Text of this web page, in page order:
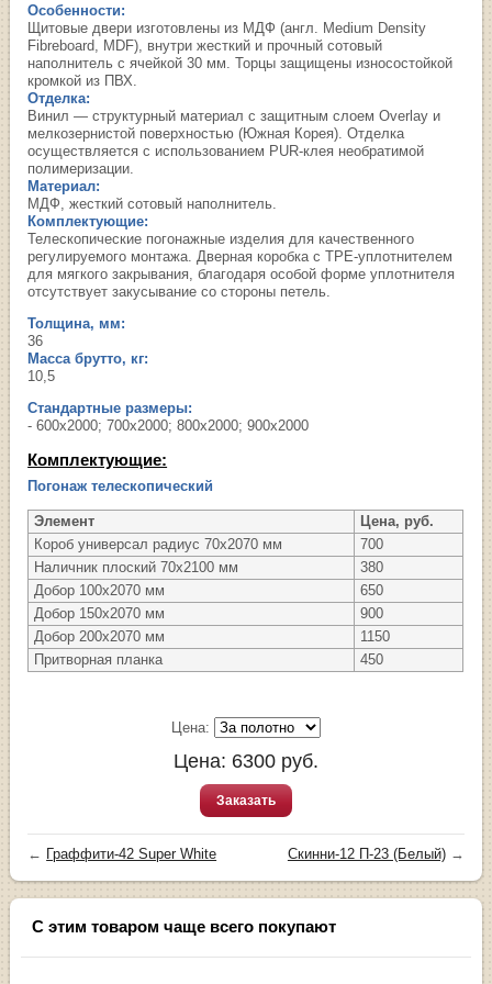
Особенности:
Щитовые двери изготовлены из МДФ (англ. Medium Density
Fibreboard, MDF), внутри жесткий и прочный сотовый
наполнитель с ячейкой 30 мм. Торцы защищены износостойкой
кромкой из ПВХ.
Отделка:
Винил — структурный материал с защитным слоем Overlay и
мелкозернистой поверхностью (Южная Корея). Отделка
осуществляется с использованием PUR-клея необратимой
полимеризации.
Материал:
МДФ, жесткий сотовый наполнитель.
Комплектующие:
Телескопические погонажные изделия для качественного
регулируемого монтажа. Дверная коробка с TPE-уплотнителем
для мягкого закрывания, благодаря особой форме уплотнителя
отсутствует закусывание со стороны петель.
Толщина, мм:
36
Масса брутто, кг:
10,5
Стандартные размеры:
- 600х2000; 700х2000; 800х2000; 900х2000
Комплектующие:
Погонаж телескопический
Элемент
Цена, руб.
Короб универсал радиус 70х2070 мм
700
Наличник плоский 70х2100 мм
380
Добор 100х2070 мм
650
Добор 150х2070 мм
900
Добор 200х2070 мм
1150
Притворная планка
450
Цена:
Цена: 6300 руб.
Заказать
← Граффити-42 Super White Скинни-12 П-23 (Белый)→
С этим товаром чаще всего покупают